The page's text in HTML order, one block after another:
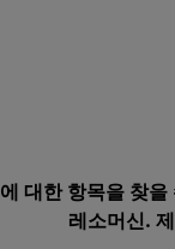
에 대한 항목을 찾
레소머신.